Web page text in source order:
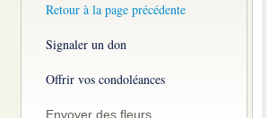
Retour à la page précédente
Signaler un don
Offrir vos condoléances
Envoyer des fleurs